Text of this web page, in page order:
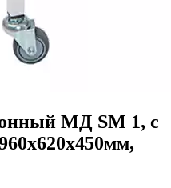
МД SM 1, с